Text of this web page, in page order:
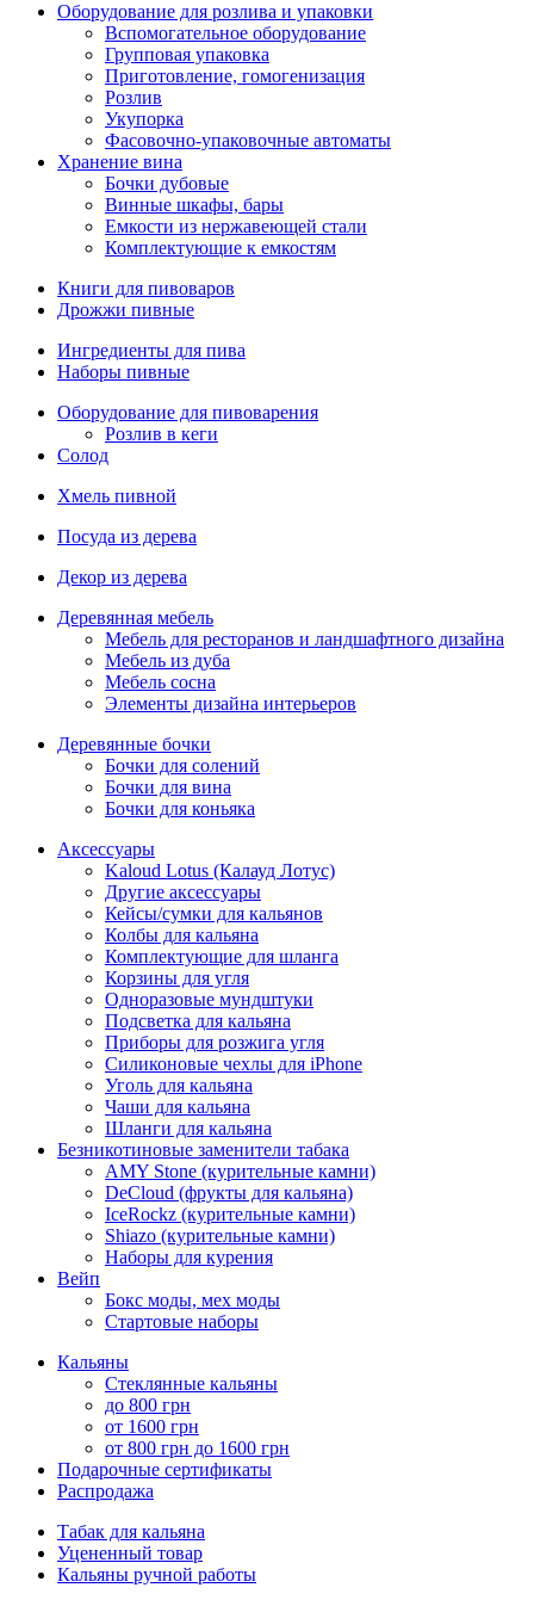
Оборудование для розлива и упаковки
Вспомогательное оборудование
Групповая упаковка
Приготовление, гомогенизация
Розлив
Укупорка
Фасовочно-упаковочные автоматы
Хранение вина
Бочки дубовые
Винные шкафы, бары
Емкости из нержавеющей стали
Комплектующие к емкостям
Книги для пивоваров
Дрожжи пивные
Ингредиенты для пива
Наборы пивные
Оборудование для пивоварения
Розлив в кеги
Солод
Хмель пивной
Посуда из дерева
Декор из дерева
Деревянная мебель
Мебель для ресторанов и ландшафтного дизайна
Мебель из дуба
Мебель сосна
Элементы дизайна интерьеров
Деревянные бочки
Бочки для солений
Бочки для вина
Бочки для коньяка
Аксессуары
Kaloud Lotus (Калауд Лотус)
Другие аксессуары
Кейсы/сумки для кальянов
Колбы для кальяна
Комплектующие для шланга
Корзины для угля
Одноразовые мундштуки
Подсветка для кальяна
Приборы для розжига угля
Силиконовые чехлы для iPhone
Уголь для кальяна
Чаши для кальяна
Шланги для кальяна
Безникотиновые заменители табака
AMY Stone (курительные камни)
DeCloud (фрукты для кальяна)
IceRockz (курительные камни)
Shiazo (курительные камни)
Наборы для курения
Вейп
Бокс моды, мех моды
Стартовые наборы
Кальяны
Стеклянные кальяны
до 800 грн
от 1600 грн
от 800 грн до 1600 грн
Подарочные сертификаты
Распродажа
Табак для кальяна
Уцененный товар
Кальяны ручной работы